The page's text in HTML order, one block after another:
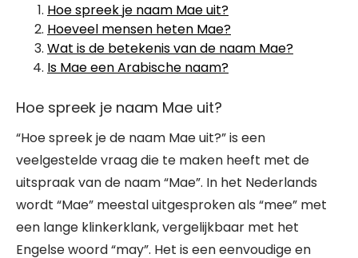
Hoe spreek je naam Mae uit?
Hoeveel mensen heten Mae?
Wat is de betekenis van de naam Mae?
Is Mae een Arabische naam?
Hoe spreek je naam Mae uit?
“Hoe spreek je de naam Mae uit?” is een
veelgestelde vraag die te maken heeft met de
uitspraak van de naam “Mae”. In het Nederlands
wordt “Mae” meestal uitgesproken als “mee” met
een lange klinkerklank, vergelijkbaar met het
Engelse woord “may”. Het is een eenvoudige en